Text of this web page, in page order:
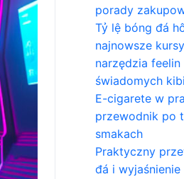
porady
Tỷ lệ bóng đá
najnowsze
narzędzia feelin
świadomych
E-cigarete w
przewodnik po
smakach
Praktyczny
đá i